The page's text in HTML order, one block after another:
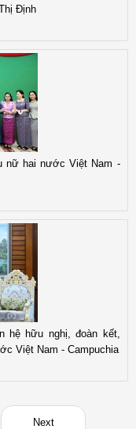
Định
nữ hai nước Việt Nam -
hệ hữu nghị, đoàn kết,
Việt Nam - Campuchia
Next